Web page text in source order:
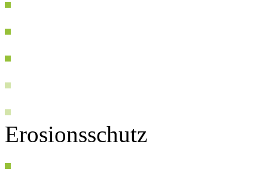
Erosionsschutz